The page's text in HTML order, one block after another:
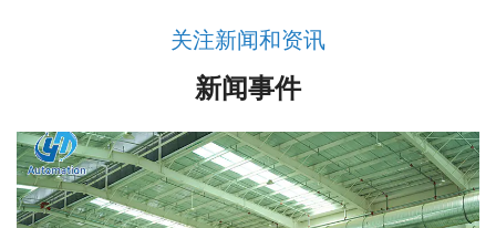
关注新闻和资讯
新闻事件